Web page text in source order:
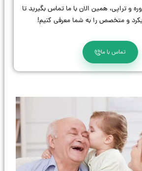
و تراپی، همین الان با ما تماس بگیرید تا
و متخصص را به شما معرفی کنیم!
تماس با ما